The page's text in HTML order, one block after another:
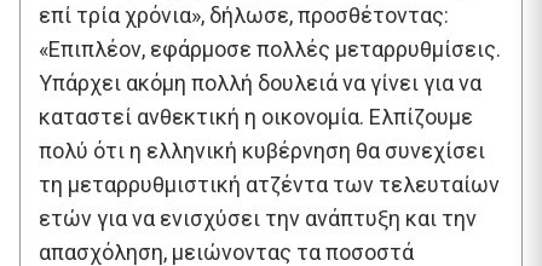
επί τρία χρόνια», δήλωσε, προσθέτοντας:
«Επιπλέον, εφάρμοσε πολλές μεταρρυθμίσεις.
Υπάρχει ακόμη πολλή δουλειά να γίνει για να
καταστεί ανθεκτική η οικονομία. Ελπίζουμε
πολύ ότι η ελληνική κυβέρνηση θα συνεχίσει
τη μεταρρυθμιστική ατζέντα των τελευταίων
ετών για να ενισχύσει την ανάπτυξη και την
απασχόληση, μειώνοντας τα ποσοστά